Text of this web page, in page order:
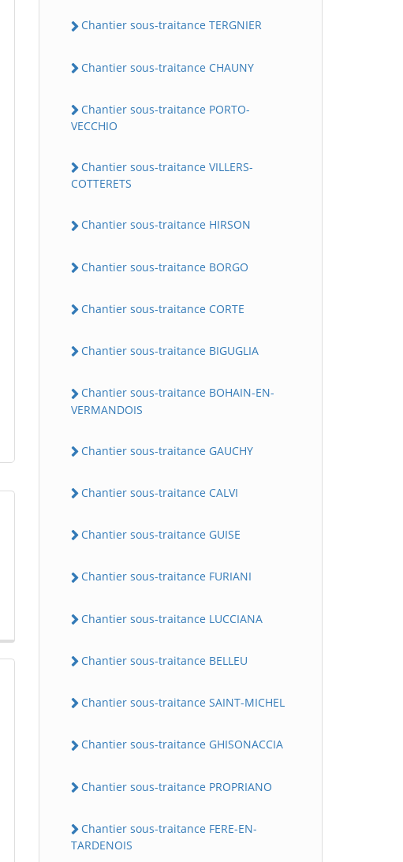
Chantier sous-traitance TERGNIER
Chantier sous-traitance CHAUNY
Chantier sous-traitance PORTO-
VECCHIO
Chantier sous-traitance VILLERS-
COTTERETS
Chantier sous-traitance HIRSON
Chantier sous-traitance BORGO
Chantier sous-traitance CORTE
Chantier sous-traitance BIGUGLIA
Chantier sous-traitance BOHAIN-EN-
VERMANDOIS
Chantier sous-traitance GAUCHY
Chantier sous-traitance CALVI
Chantier sous-traitance GUISE
Chantier sous-traitance FURIANI
Chantier sous-traitance LUCCIANA
Chantier sous-traitance BELLEU
Chantier sous-traitance SAINT-MICHEL
Chantier sous-traitance GHISONACCIA
Chantier sous-traitance PROPRIANO
Chantier sous-traitance FERE-EN-
TARDENOIS